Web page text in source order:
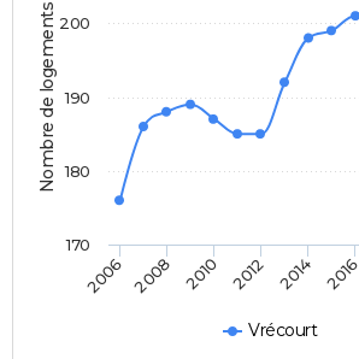
Nombre de logements
Vrécourt
2006 2008 2010 2012 2014 2016
170
180
190
200